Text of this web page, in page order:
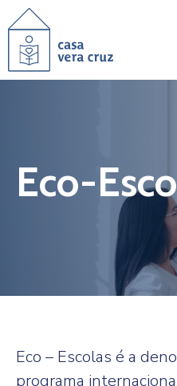
Casa
Projetos
Eco-
Eco – Escolas é a
programa